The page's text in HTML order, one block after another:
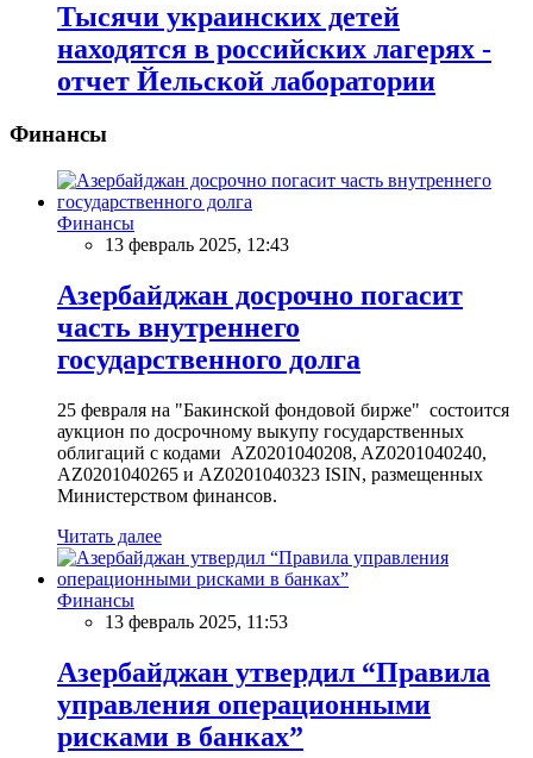
Тысячи украинских детей
находятся в российских лагерях -
отчет Йельской лаборатории
Финансы
Финансы
13 февраль 2025, 12:43
Азербайджан досрочно погасит
часть внутреннего
государственного долга
25 февраля на "Бакинской фондовой бирже" состоится
аукцион по досрочному выкупу государственных
облигаций с кодами AZ0201040208, AZ0201040240,
AZ0201040265 и AZ0201040323 ISIN, размещенных
Министерством финансов.
Читать далее
Финансы
13 февраль 2025, 11:53
Азербайджан утвердил “Правила
управления операционными
рисками в банках”